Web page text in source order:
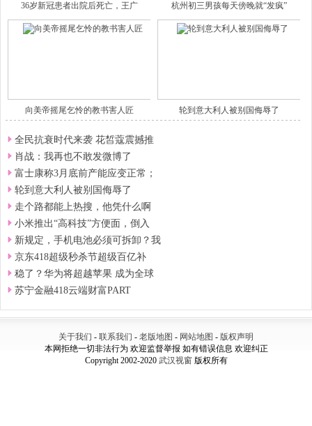
36岁新冠患者出院后死亡，王广 杭州初三男孩每天傍晚就“发疯”
向美帝摇尾乞怜的教书害人匠 轮到意大利人被别国侮辱了
全民抗衰时代来袭 花皙蔻震撼推
肖战：我再也不敢发微博了
富士康称3月底前产能应变正常；
轮到意大利人被别国侮辱了
走个路都能上热搜，他凭什么啊
小米推出“高科技”方便面，倒入
新规定，手机电池必须可拆卸？我
京东418超级秒杀节超级百亿补
稳了？华为将超越苹果 成为全球
苏宁金融418云端财富PART
关于我们 - 联系我们 - 老版地图 - 网站地图 - 版权声明
本网拒绝一切非法行为 欢迎监督举报 如有错误信息 欢迎纠正
Copyright 2002-2020 武汉视窗版权所有